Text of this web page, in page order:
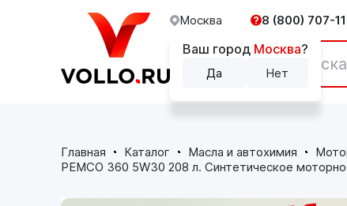
Москва
Ваш город Москва?
Да Нет
8 (800) 707-
Каталог
Главная Каталог Масла и автохимия
PEMCO 360 5W30 208 л. Синтетическое